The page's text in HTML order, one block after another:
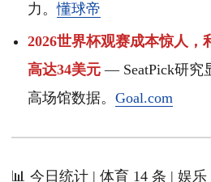
力。懂球帝
2026世界杯观赛成本惊人，
高达34美元 — SeatPick研究
高场馆数据。 Goal.com
📊 今日统计 | 体育 14 条 | 娱